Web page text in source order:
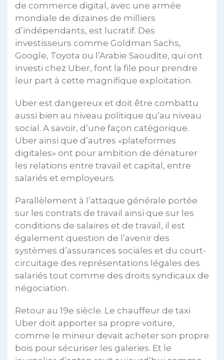
de commerce digital, avec une armée
mondiale de dizaines de milliers
d’indépendants, est lucratif. Des
investisseurs comme Goldman Sachs,
Google, Toyota ou l’Arabie Saoudite, qui ont
investi chez Uber, font la file pour prendre
leur part à cette magnifique exploitation.
Uber est dangereux et doit être combattu
aussi bien au niveau politique qu’au niveau
social. A savoir, d’une façon catégorique.
Uber ainsi que d’autres «plateformes
digitales» ont pour ambition de dénaturer
les relations entre travail et capital, entre
salariés et employeurs.
Parallèlement à l’attaque générale portée
sur les contrats de travail ainsi que sur les
conditions de salaires et de travail, il est
également question de l’avenir des
systèmes d’assurances sociales et du court-
circuitage des représentations légales des
salariés tout comme des droits syndicaux de
négociation.
Retour au 19e siècle. Le chauffeur de taxi
Uber doit apporter sa propre voiture,
comme le mineur devait acheter son propre
bois pour sécuriser les galeries. Et le